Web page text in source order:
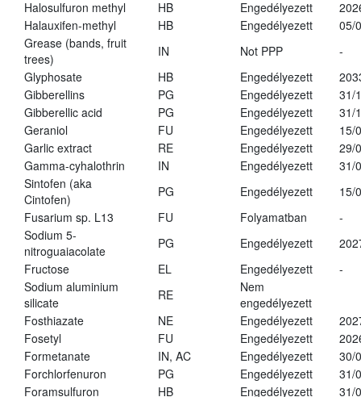
Halosulfuron methyl
HB Engedélyezett
Halauxifen-methyl
HB Engedélyezett
05/
Grease (bands, fruit
trees)
IN Not PPP
-
Glyphosate
HB Engedélyezett
Gibberellins
PG Engedélyezett
31/
Gibberellic acid
PG Engedélyezett
31/
Geraniol
FU Engedélyezett
15/
Garlic extract
RE Engedélyezett
29/
Gamma-cyhalothrin
IN Engedélyezett
31/
Sintofen (aka
Cintofen)
PG Engedélyezett
15/
Fusarium sp. L13
FU Folyamatban
-
Sodium 5-
nitroguaiacolate
PG Engedélyezett
Fructose
EL Engedélyezett
-
Sodium aluminium
silicate
RE
Nem
engedélyezett
Fosthiazate
NE Engedélyezett
Fosetyl
FU Engedélyezett
Formetanate
IN, AC Engedélyezett
30/
Forchlorfenuron
PG Engedélyezett
31/
Foramsulfuron
HB Engedélyezett
31/